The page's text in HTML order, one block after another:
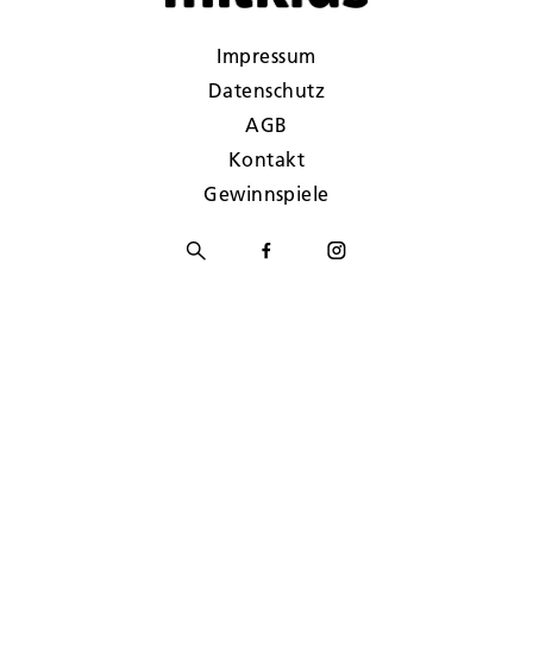
Impressum
Datenschutz
AGB
Kontakt
Gewinnspiele